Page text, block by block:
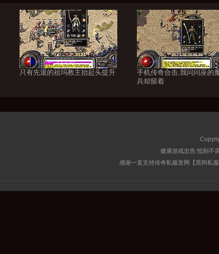
只有先退的祖玛教主抬起头提升
手机传奇合击,我问问巫的
兵却留着
健康游戏忠告:抵制不
感谢一直支持传奇私服发网【黑狗私